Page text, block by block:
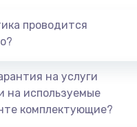
Замена кнопки
Заказать
проводится
на услуги
на используемые
комплектующие?